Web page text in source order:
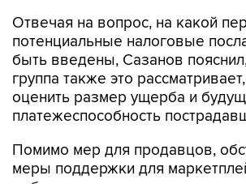
Отвечая на вопрос, на какой
потенциальные налоговые
быть введены, Сазанов
группа также это
оценить размер ущерба и
платежеспособность
Помимо мер для продавцов,
меры поддержки для